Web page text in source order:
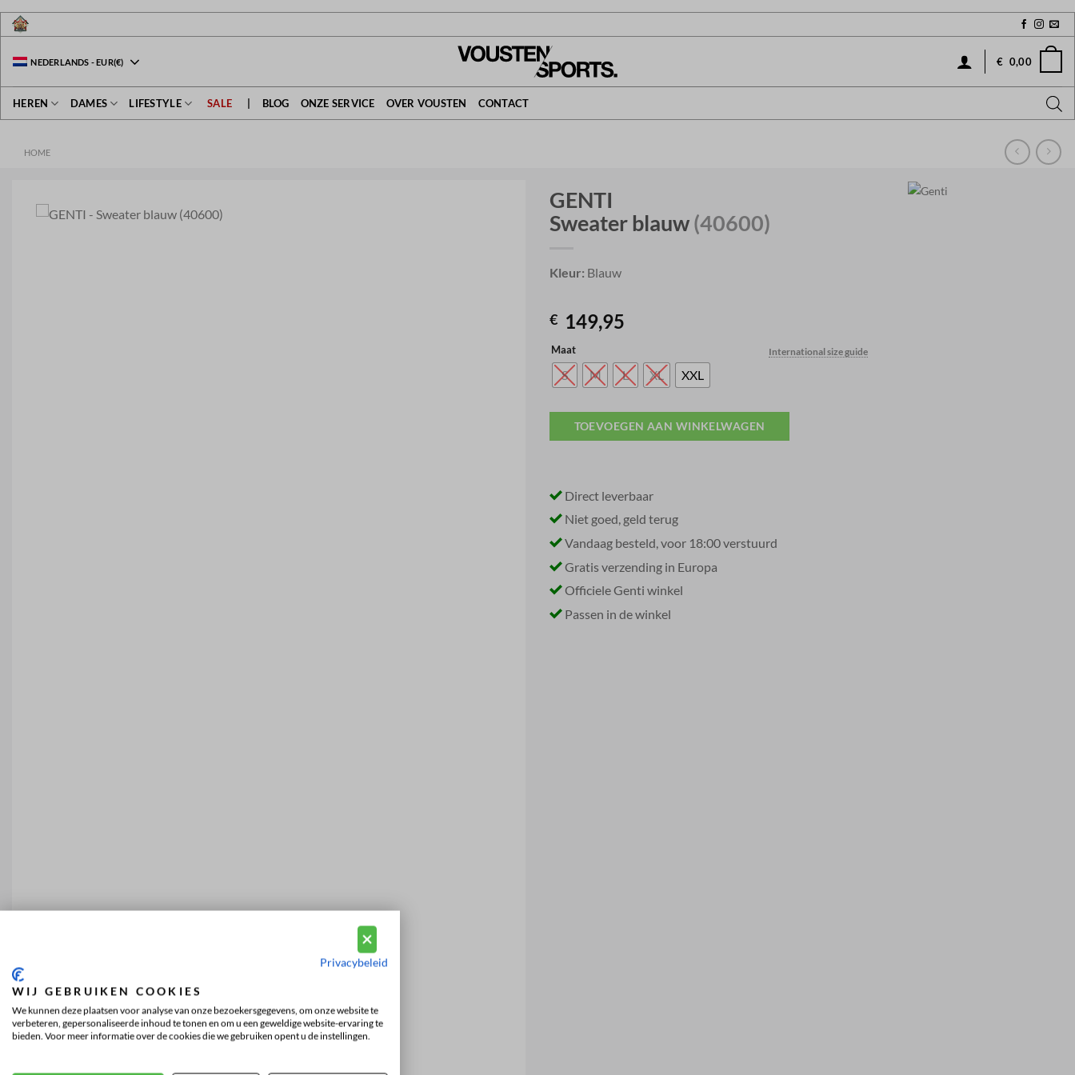
Ga
naar
NEDERLANDS -EUR(€) € 0,00
HEREN DAMES LIFESTYLE SALE BLOG ONZE SERVICE OVER VOUSTEN CONTACT
HOME
GENTI
Sweater blauw(40600)
Kleur: Blauw
€ 149,95
International size guide
Maat
S M L XL XXL
TOEVOEGEN AAN WINKELWAGEN
Direct leverbaar
Niet goed, geld terug
Vandaag besteld, voor 18:00 verstuurd
Gratis verzending in Europa
Officiele Genti winkel
Passen in de winkel
Privacybeleid
WIJ GEBRUIKEN COOKIES
We kunnen deze plaatsen voor analyse van onze bezoekersgegevens, om onze website te
verbeteren, gepersonaliseerde inhoud te tonen en om u een geweldige website-ervaring te
bieden. Voor meer informatie over de cookies die we gebruiken opent u de instellingen.